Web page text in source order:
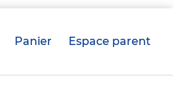
Panier crèche(s)
Espace parent